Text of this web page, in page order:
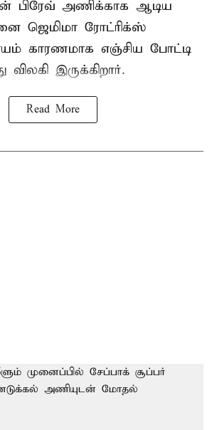
பிரேவ் அணிக்காக ஆடிய
ஜெமிமா ரோட்ரிக்ஸ்
காரணமாக எஞ்சிய போட்டி
விலகி இருக்கிறார்.
Read More